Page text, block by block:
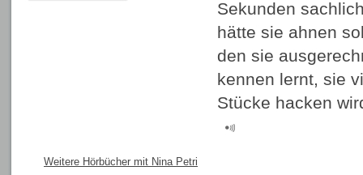
Sekunden
hätte sie ahnen
den sie
kennen lernt, sie
Stücke hacken
Weitere Hörbücher mit Nina Petri